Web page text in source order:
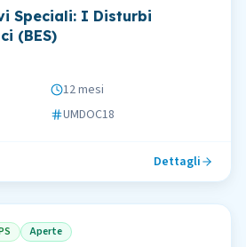
Speciali: I Disturbi
(BES)
12 mesi
UMDOC18
Dettagli
Aperte